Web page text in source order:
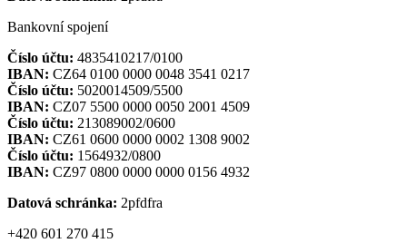
Bankovní spojení
Číslo účtu: 4835410217/0100
IBAN: CZ64 0100 0000 0048 3541 0217
Číslo účtu: 5020014509/5500
IBAN: CZ07 5500 0000 0050 2001 4509
Číslo účtu: 213089002/0600
IBAN: CZ61 0600 0000 0002 1308 9002
Číslo účtu: 1564932/0800
IBAN: CZ97 0800 0000 0000 0156 4932
Datová schránka: 2pfdfra
+420 601 270 415